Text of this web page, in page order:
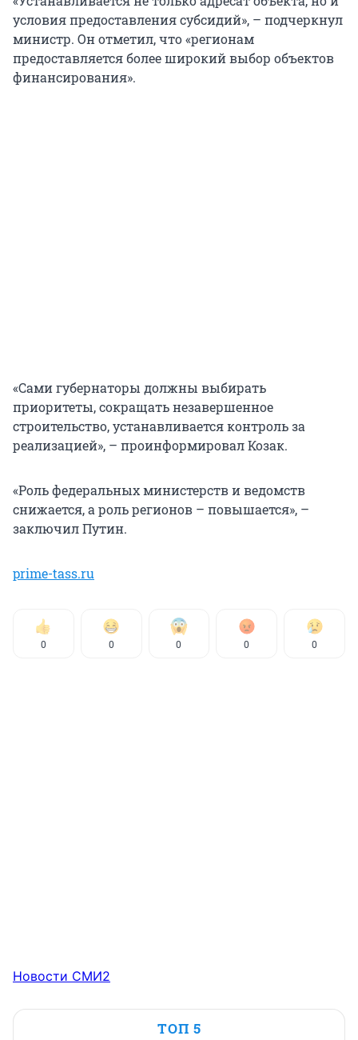
условия предоставления субсидий», – подчеркнул
министр. Он отметил, что «регионам
предоставляется более широкий выбор объектов
финансирования».
«Сами губернаторы должны выбирать
приоритеты, сокращать незавершенное
строительство, устанавливается контроль за
реализацией», – проинформировал Козак.
«Роль федеральных министерств и ведомств
снижается, а роль регионов – повышается», –
заключил Путин.
prime-tass.ru
0 0 0 0 0
Новости СМИ2
ТОП 5